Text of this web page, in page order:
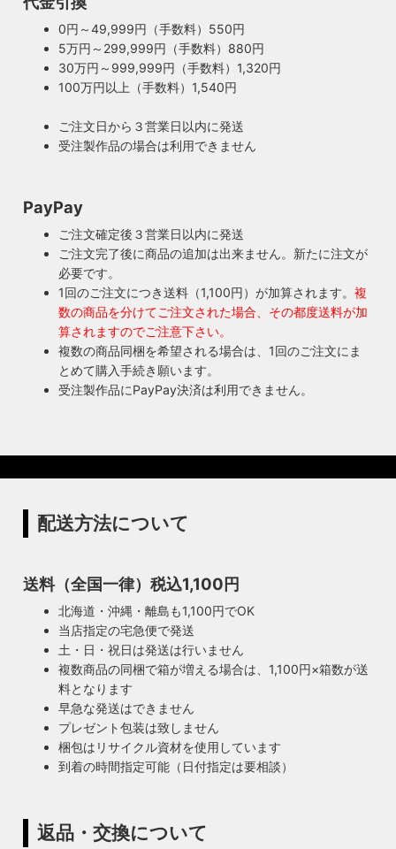
0円～49,999円（手数料）550円
5万円～299,999円（手数料）880円
30万円～999,999円（手数料）1,320円
100万円以上（手数料）1,540円
ご注文日から３営業日以内に発送
受注製作品の場合は利用できません
PayPay
ご注文確定後３営業日以内に発送
ご注文完了後に商品の追加は出来ません。新たに注文が
必要です。
1回のご注文につき送料（1,100円）が加算されます。 複
数の商品を分けてご注文された場合、その都度送料が加
算されますのでご注意下さい。
複数の商品同梱を希望される場合は、1回のご注文にま
とめて購入手続き願います。
受注製作品にPayPay決済は利用できません。
配送方法について
送料（全国一律）税込1,100円
北海道・沖縄・離島も1,100円でOK
当店指定の宅急便で発送
土・日・祝日は発送は行いません
複数商品の同梱で箱が増える場合は、1,100円×箱数が送
料となります
早急な発送はできません
プレゼント包装は致しません
梱包はリサイクル資材を使用しています
到着の時間指定可能（日付指定は要相談）
返品・交換について